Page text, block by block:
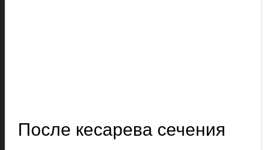
После кесарева сечения